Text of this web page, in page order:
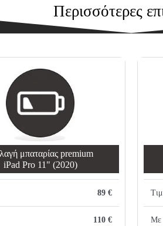
Περισσότερες
μπαταρίας premium
iPad Pro 11" (2020)
89 €
110 €